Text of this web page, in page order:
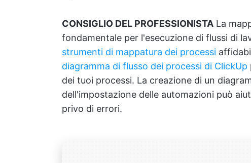
CONSIGLIO DEL PROFESSIONISTA La
fondamentale per l'esecuzione di flussi di
strumenti di mappatura dei processi
diagramma di flusso dei processi di ClickUp
dei tuoi processi. La creazione di un
dell'impostazione delle automazioni può
privo di errori.